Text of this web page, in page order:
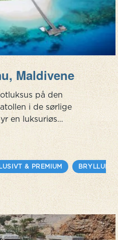
Maldivene
på den
i de sørlige
en luksuriøs
Crusoe-følelse, og
og designet med
er et naturlig paradis
og myk hvit
på et rev i nærheten,
øyene, er de...
& PREMIUM